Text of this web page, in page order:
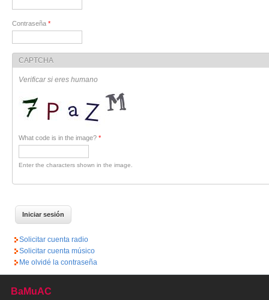
Contraseña *
CAPTCHA
Verificar si eres humano
What code is in the image? *
Enter the characters shown in the image.
Solicitar cuenta radio
Solicitar cuenta músico
Me olvidé la contraseña
BaMuAC